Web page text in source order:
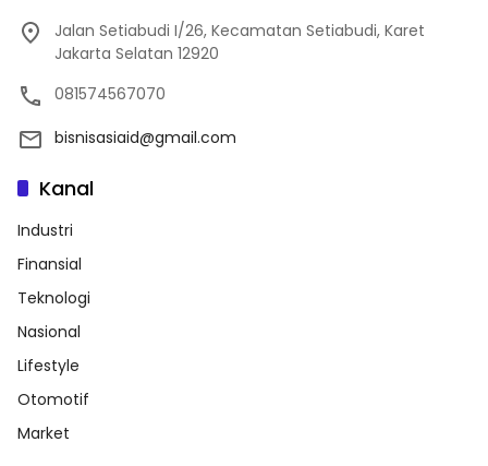
Jalan Setiabudi I/26, Kecamatan Setiabudi, Karet
Jakarta Selatan 12920
081574567070
bisnisasiaid@gmail.com
Kanal
Industri
Finansial
Teknologi
Nasional
Lifestyle
Otomotif
Market